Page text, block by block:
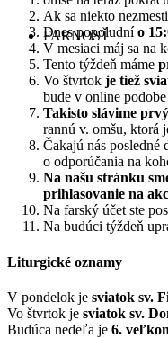
FARNOSŤ
Ak sa niekto
Dnes popoludnío
V mesiaci máj sa na
Tento týždeň máme
Vo štvrtok je tiež
bude v online
Takisto slávime
rannú v. omšu, ktorá
Čakajú nás posledné
o odporúčania na
Na našu stránku
prihlasovanie na
Na farský účet ste
Na budúci týždeň
Liturgické oznamy
V pondelok je sviatok sv.
Vo štvrtok je sviatok sv.
Budúca nedeľa je 6.